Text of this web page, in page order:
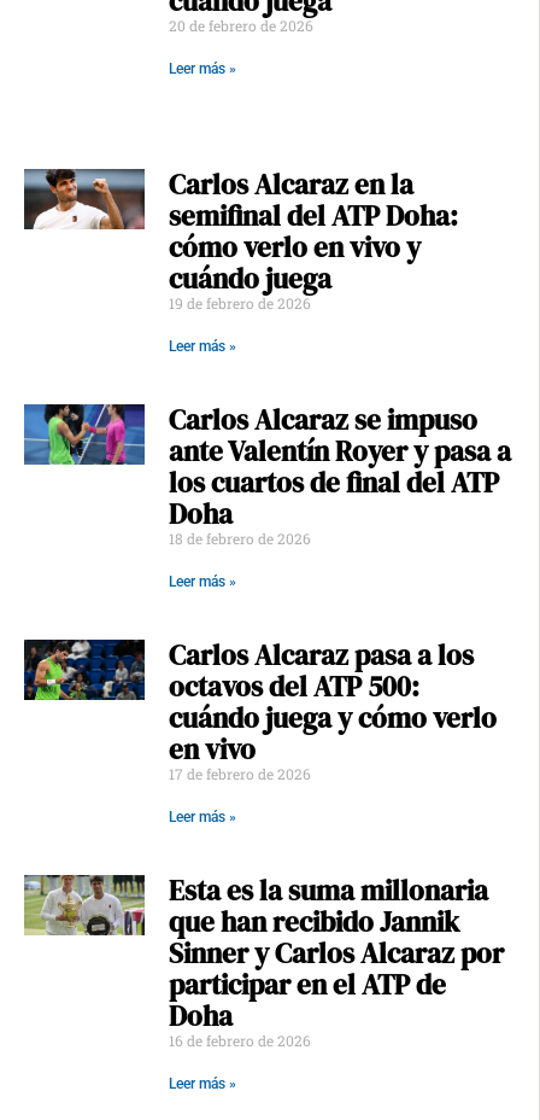
20 de febrero de 2026
Leer más »
Carlos Alcaraz en la
semifinal del ATP Doha:
cómo verlo en vivo y
cuándo juega
19 de febrero de 2026
Leer más »
Carlos Alcaraz se impuso
ante Valentín Royer y pasa a
los cuartos de final del ATP
Doha
18 de febrero de 2026
Leer más »
Carlos Alcaraz pasa a los
octavos del ATP 500:
cuándo juega y cómo verlo
en vivo
17 de febrero de 2026
Leer más »
Esta es la suma millonaria
que han recibido Jannik
Sinner y Carlos Alcaraz por
participar en el ATP de
Doha
16 de febrero de 2026
Leer más »